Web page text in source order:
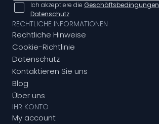
Ich akzeptiere die Geschäftsbedingungen
Datenschutz
RECHTLICHE INFORMATIONEN
Rechtliche Hinweise
Cookie-Richtlinie
Datenschutz
Kontaktieren Sie uns
Blog
Über uns
IHR KONTO
My account